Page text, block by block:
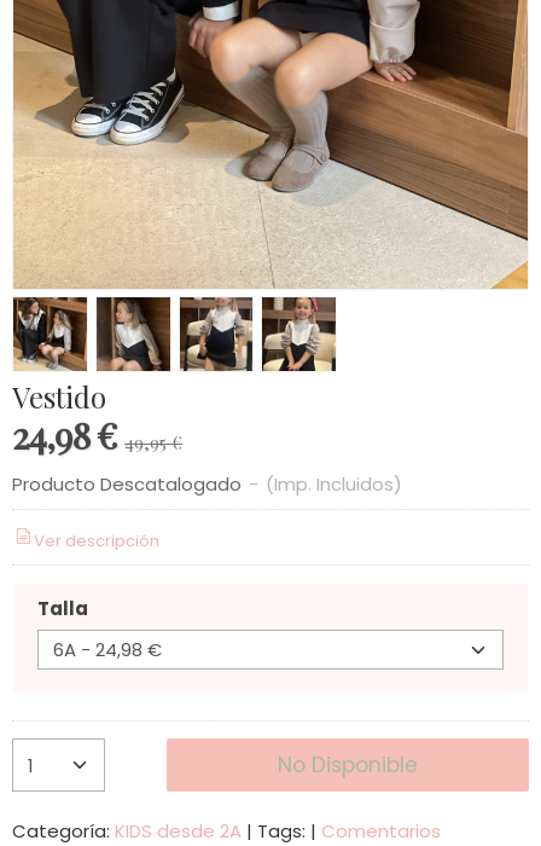
Vestido
24,98 € 49,95 €
Producto Descatalogado - (Imp. Incluidos)
Ver descripción
Talla
No Disponible
Categoría: KIDS desde 2A | Tags: | Comentarios